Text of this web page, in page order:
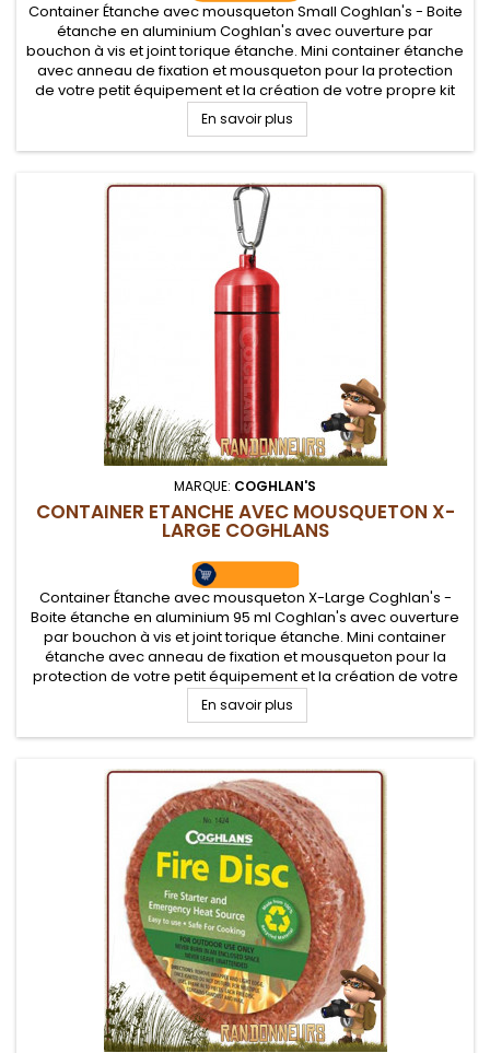
Container Étanche avec mousqueton Small Coghlan's - Boite
étanche en aluminium Coghlan's avec ouverture par
bouchon à vis et joint torique étanche. Mini container étanche
avec anneau de fixation et mousqueton pour la protection
de votre petit équipement et la création de votre propre kit
EDC Survie
En savoir plus
MARQUE: COGHLAN'S
CONTAINER ETANCHE AVEC MOUSQUETON X-
LARGE COGHLANS
Container Étanche avec mousqueton X-Large Coghlan's -
Boite étanche en aluminium 95 ml Coghlan's avec ouverture
par bouchon à vis et joint torique étanche. Mini container
étanche avec anneau de fixation et mousqueton pour la
protection de votre petit équipement et la création de votre
propre kit EDC Survie
En savoir plus